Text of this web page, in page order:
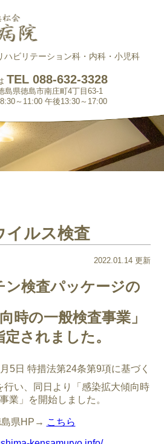
ハビリテーション科・内科・小児科
TEL 088-632-3328
島県徳島市南庄町4丁目63-1
～11:00 午後13:30～17:00
イルス検査
2022.01.14 更新
ン検査パッケージの
時の一般検査事業」
されました。
5日 特措法第24条第9項に基づく
い、
同日より「感染拡大傾向時
業」を開始しました。
県HP→ こちら